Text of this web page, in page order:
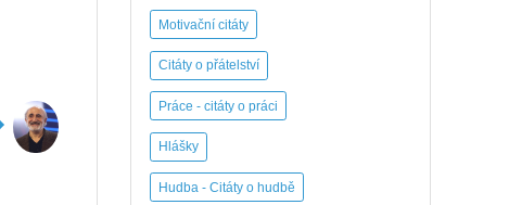
Motivační citáty
Citáty o přátelství
Práce - citáty o práci
Hlášky
Hudba - Citáty o hudbě